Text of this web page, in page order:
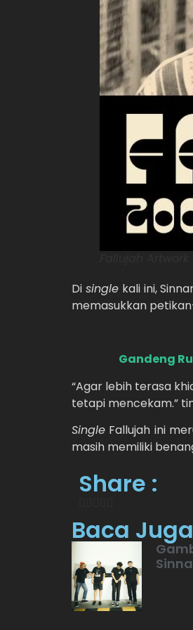
Di singlekali ini,
memasukkan
Gandeng
“Agar lebih terasa
tetapi mencekam.”
Single Fallujah ini
masih memiliki
Share :
Baca Juga